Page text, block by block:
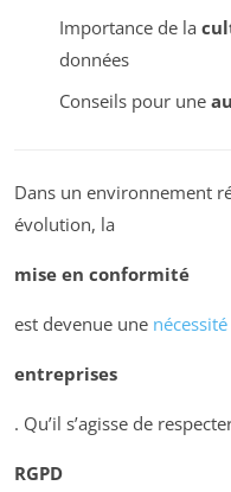
Importance de la
données
Conseils pour une
Dans un environnement
évolution, la
mise en conformité
est devenue une nécessité
entreprises
. Qu’il s’agisse de
RGPD